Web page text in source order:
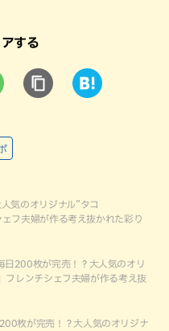
する
気のオリジナル”タコ
フ夫婦が作る考え抜かれた彩り
日200枚が完売！？大人気のオリ
フレンチシェフ夫婦が作る考え抜
枚が完売！？大人気のオリジナ